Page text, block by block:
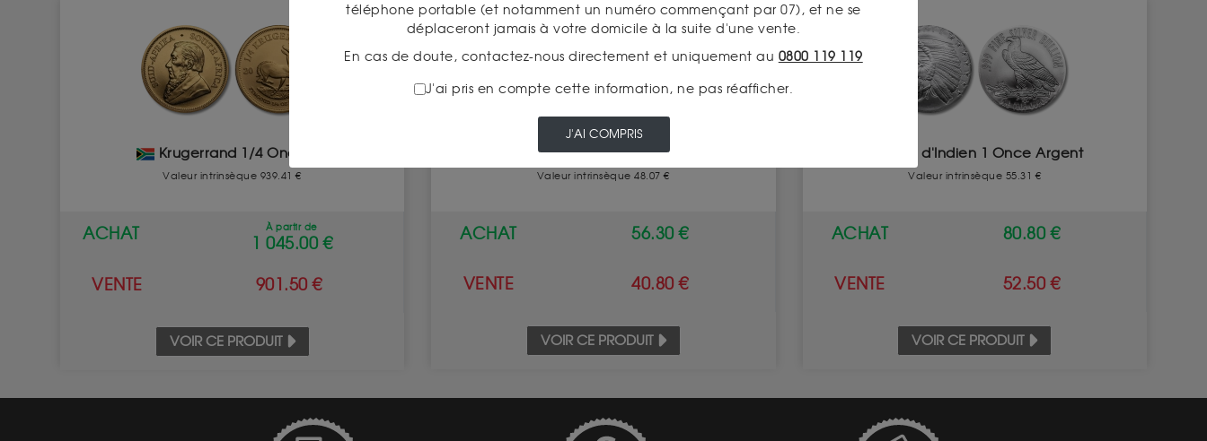
Krugerrand 1/4 Once Or
Valeur intrinsèque 939.41 €
ACHAT À partir de
1 045.00 €
VENTE 901.50 €
VOIR CE PRODUIT
OPPORTUNITÉ
50 Francs Hercule 1974 - 1980
Valeur intrinsèque 48.07 €
ACHAT 56.30 €
VENTE 40.80 €
VOIR CE PRODUIT
Tête d'Indien 1 Once Argent
Valeur intrinsèque 55.31 €
ACHAT 80.80 €
VENTE 52.50 €
VOIR CE PRODUIT
téléphone portable (et notamment un numéro commençant par 07), et ne se
déplaceront jamais à votre domicile à la suite d'une vente.
En cas de doute, contactez-nous directement et uniquement au 0800 119 119
J'ai pris en compte cette information, ne pas réafficher.
J'AI COMPRIS